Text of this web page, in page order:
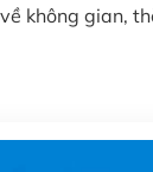
không gian,